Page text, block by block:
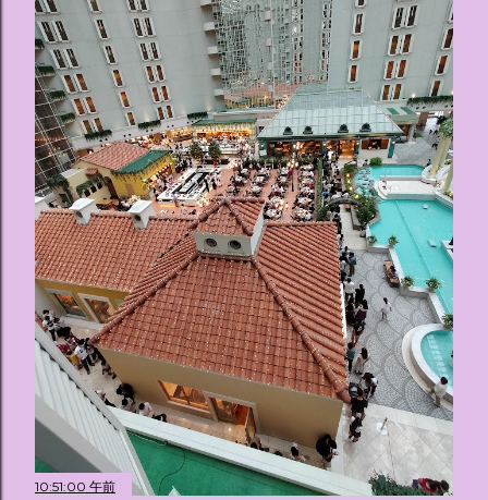
10:51:00 午前